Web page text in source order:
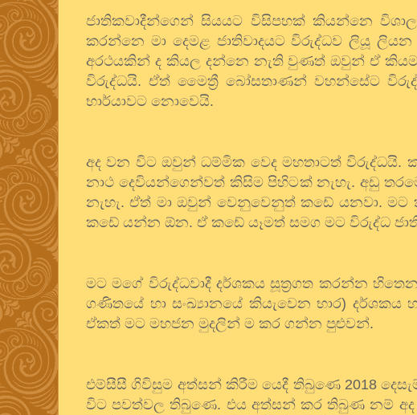
ජාතිකවාදීන්ගෙන් සියයට විසිපහක් කියන්නෙ
කරන්නෙ මා දෙමළ ජාතිවාදයට විරුද්ධව ලියූ
අරථයකින් ද කියල දන්නෙ නැති වුණත් ඔවුන් ඒ
විරුද්ධයි. ඒත් මෛත්‍රී බෝසතාණන් වහන්සේට
භාර්යාවට නොවෙයි.
අද වන විට ඔවුන් ධම්මික වෙද මහතාටත් විරුද්ධයි.
නාථ දෙවියන්ගෙන්වත් කිසිම පිහිටක් නැහැ. අඩු
නැහැ. ඒත් මා ඔවුන් වෙනුවෙනුත් කඩේ යනවා.
කඩේ යන්න ඕන. ඒ කඩේ යෑමත් සමග මට විරුද්ධ
මට මගේ විරුද්ධවාදී දර්ශකය සූත්‍රගත කරන්න
ගණිතයේ හා සංඛ්‍යානයේ කියැවෙන භාර)
ඒකත් මට මහජන මුදලින් ම කර ගන්න පුළුවන්.
එම්සීසී ගිවිසුම අත්සන් කිරීම යෙදී තිබුණෙ 2018
විට පවත්වල තිබුණෙ. එය අත්සන් කර තිබුණ නම් අද